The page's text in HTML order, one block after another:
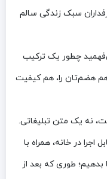
سبک زندگی سالم
چطور یک ترکیب
هضم‌تان را، هم کیفیت
نه یک متن تبلیغاتی.
در خانه، همراه با
طوری که بعد از